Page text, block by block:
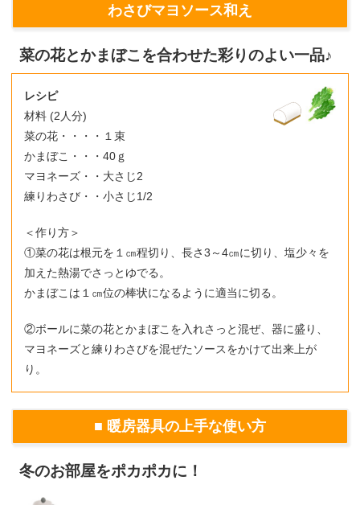
わさびマヨソース和え
菜の花とかまぼこを合わせた彩りのよい一品♪
レシピ
材料 (2人分)
菜の花・・・・１束
かまぼこ・・・40ｇ
マヨネーズ・・大さじ2
練りわさび・・小さじ1/2
＜作り方＞
①菜の花は根元を１㎝程切り、長さ3～4㎝に切り、塩少々を
加えた熱湯でさっとゆでる。
かまぼこは１㎝位の棒状になるように適当に切る。
②ボールに菜の花とかまぼこを入れさっと混ぜ、器に盛り、
マヨネーズと練りわさびを混ぜたソースをかけて出来上が
り。
■ 暖房器具の上手な使い方
冬のお部屋をポカポカに！